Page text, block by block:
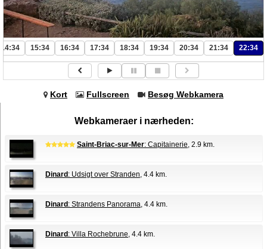
14:34 15:34 16:34 17:34 18:34 19:34 20:34 21:34 22:34
Kort Fullscreen Besøg Webkamera
Webkameraer i nærheden:
Saint-Briac-sur-Mer: Capitainerie, 2.9 km.
Dinard : Udsigt over Stranden, 4.4 km.
Dinard : Strandens Panorama, 4.4 km.
Dinard : Villa Rochebrune, 4.4 km.